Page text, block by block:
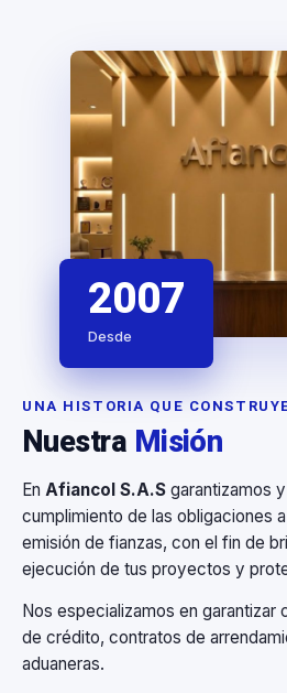
2007
Desde
UNA HISTORIA QUE
Nuestra Misión
En Afiancol S.A.S garantizamos
cumplimiento de las obligaciones
emisión de fianzas, con el fin de
ejecución de tus proyectos y
Nos especializamos en garantizar
de crédito, contratos de
aduaneras.